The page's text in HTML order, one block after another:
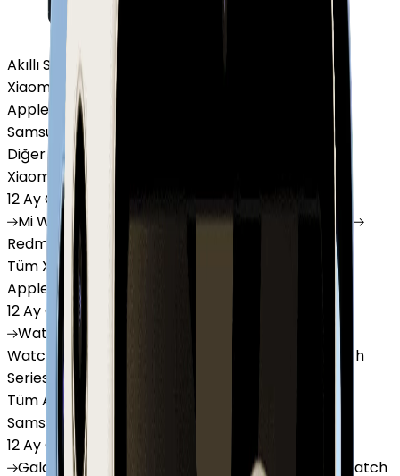
Akıllı Saat ve Bileklik
Xiaomi Akıllı Saat
Apple Watch
Samsung Watch
Diğer Markalar
Xiaomi Akıllı Saat
12 Ay Garanti
MiWatch Watch Lite Redmi
Redmi
Watch 5 Lite
Tüm Xiaomi Akıllı Saat'lar
Apple Watch
12 Ay Garanti
Watch
Ultra
Watch
Series 8
Watch
Series 6
Watch
Tüm Apple Watch'lar
Samsung Watch
12 Ay Garanti
Galaxy
Watch 7 Watch Ultra
Watch